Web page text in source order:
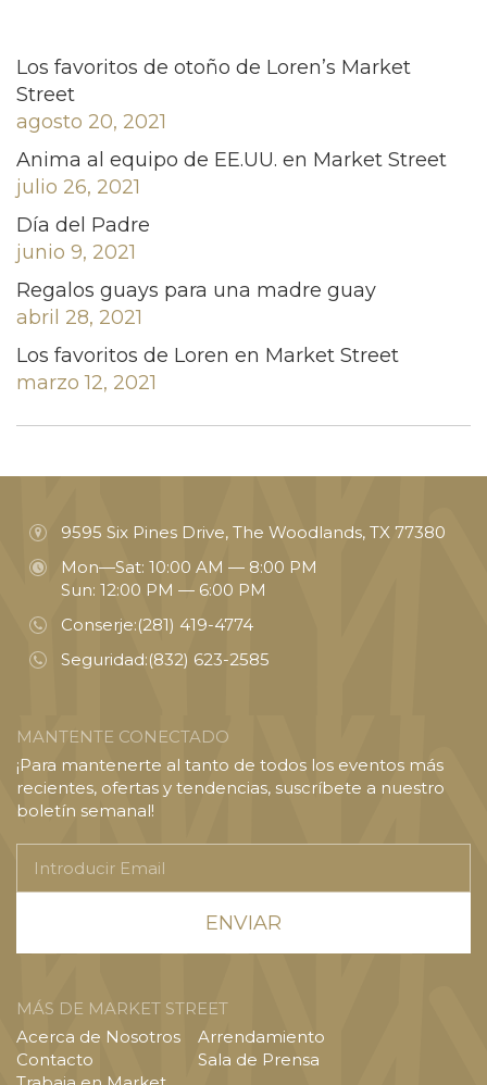
Los favoritos de otoño de Loren’s Market
Street
agosto 20, 2021
Anima al equipo de EE.UU. en Market Street
julio 26, 2021
Día del Padre
junio 9, 2021
Regalos guays para una madre guay
abril 28, 2021
Los favoritos de Loren en Market Street
marzo 12, 2021
9595 Six Pines Drive, The Woodlands, TX 77380
Mon—Sat: 10:00 AM — 8:00 PM
Sun: 12:00 PM — 6:00 PM
Conserje:(281) 419-4774
Seguridad:(832) 623-2585
MANTENTE CONECTADO
¡Para mantenerte al tanto de todos los eventos más
recientes, ofertas y tendencias, suscríbete a nuestro
boletín semanal!
Email
MÁS DE MARKET STREET
Acerca de Nosotros
Contacto
Arrendamiento
Sala de Prensa